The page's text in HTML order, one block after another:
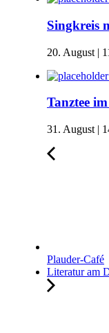
Singkreis
20. August |
Tanztee
31. August |
Plauder-Café
Literatur am